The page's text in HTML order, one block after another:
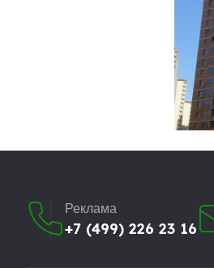
Реклама
+7 (499) 226 23 16